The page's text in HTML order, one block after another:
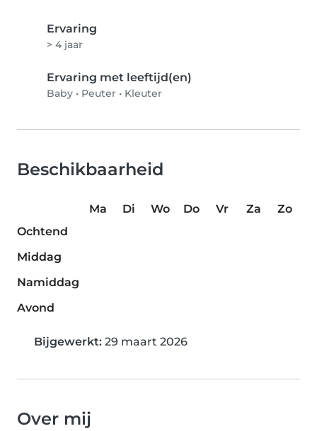
Ervaring
> 4 jaar
Ervaring met leeftijd(en)
Baby • Peuter • Kleuter
Beschikbaarheid
Ma Di Wo Do Vr Za
Zo
Ochtend
Middag
Namiddag
Avond
Bijgewerkt: 29 maart 2026
Over mij